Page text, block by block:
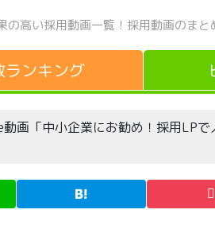
の高い採用動画一覧！ 採用動画のまと
ランキング
動画「中小企業にお勧め！採用LP